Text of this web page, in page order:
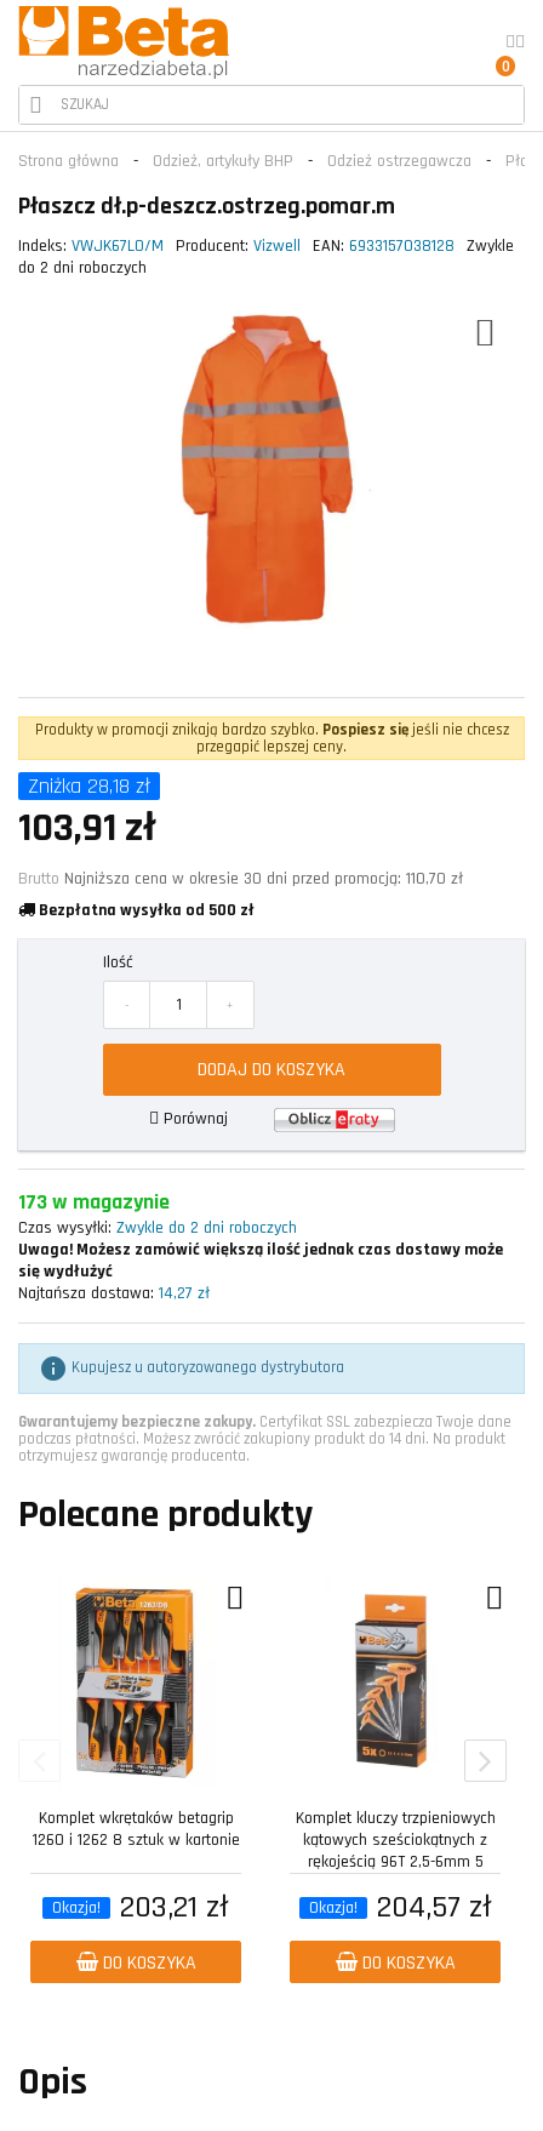
0
Strona główna Odzież, artykuły BHP Odzież ostrzegawcza
Płaszcz dł.p-deszcz.ostrzeg.pomar.m
Indeks: VWJK67LO/M Producent: Vizwell EAN: 6933157038128
Zwykle
do 2 dni roboczych
Produkty w promocji znikają bardzo szybko. Pospiesz sięjeśli nie chcesz
przegapić lepszej ceny.
Zniżka 28,18 zł
103,91 zł
Brutto Najniższa cena w okresie 30 dni przed promocją: 110,70 zł
Bezpłatna wysyłka od 500 zł
Ilość
- +
DODAJ DO KOSZYKA
Porównaj
173 w magazynie
Czas wysyłki: Zwykle do 2 dni roboczych
Uwaga! Możesz zamówić większą ilość jednak czas dostawy może
się wydłużyć
Najtańsza dostawa: 14,27 zł
 Kupujesz u autoryzowanego dystrybutora
Gwarantujemy bezpieczne zakupy. Certyfikat SSL zabezpiecza Twoje dane
podczas płatności. Możesz zwrócić zakupiony produkt do 14 dni. Na produkt
otrzymujesz gwarancję producenta.
Polecane produkty
Komplet wkrętaków betagrip
1260 i 1262 8 sztuk w kartonie
Okazja! 203,21 zł
DO KOSZYKA
Komplet kluczy trzpieniowych
kątowych sześciokątnych z
rękojeścią 96T 2,5-6mm 5
Okazja!
204,57 zł
DO KOSZYKA
Opis